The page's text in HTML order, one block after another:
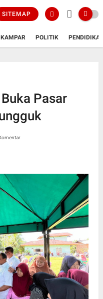
SITEMAP
KAMPAR POLITIK
Pasar